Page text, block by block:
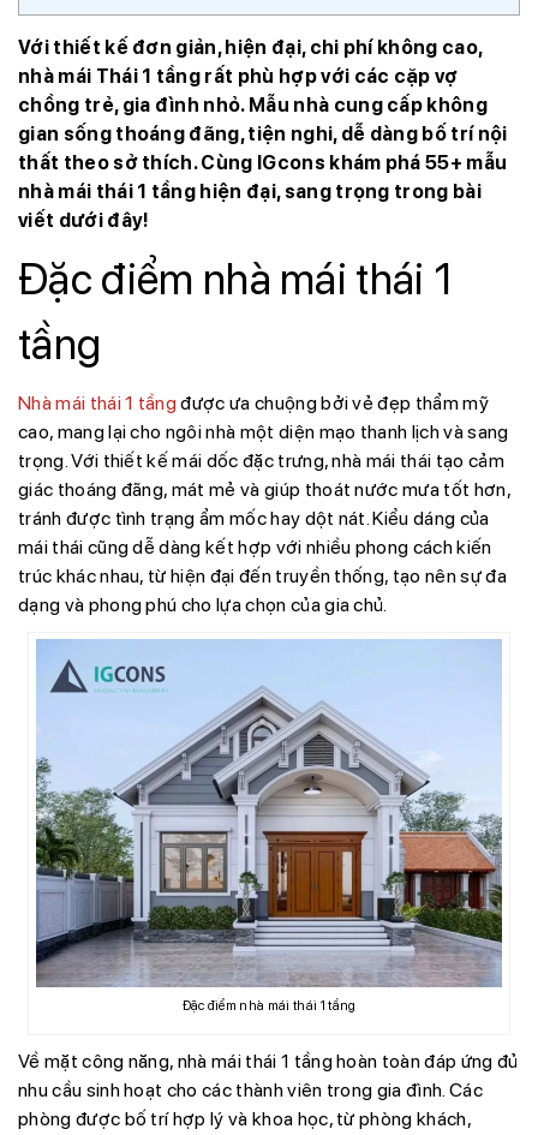
Với thiết kế đơn giản, hiện đại, chi phí không cao,
nhà mái Thái 1 tầng rất phù hợp với các cặp vợ
chồng trẻ, gia đình nhỏ. Mẫu nhà cung cấp không
gian sống thoáng đãng, tiện nghi, dễ dàng bố trí nội
thất theo sở thích. Cùng IGcons khám phá 55+ mẫu
nhà mái thái 1 tầng hiện đại, sang trọng trong bài
viết dưới đây!
Đặc điểm nhà mái thái 1
tầng
Nhà mái thái 1 tầng được ưa chuộng bởi vẻ đẹp thẩm mỹ
cao, mang lại cho ngôi nhà một diện mạo thanh lịch và sang
trọng. Với thiết kế mái dốc đặc trưng, nhà mái thái tạo cảm
giác thoáng đãng, mát mẻ và giúp thoát nước mưa tốt hơn,
tránh được tình trạng ẩm mốc hay dột nát. Kiểu dáng của
mái thái cũng dễ dàng kết hợp với nhiều phong cách kiến
trúc khác nhau, từ hiện đại đến truyền thống, tạo nên sự đa
dạng và phong phú cho lựa chọn của gia chủ.
Đặc điểm nhà mái thái 1 tầng
Về mặt công năng, nhà mái thái 1 tầng hoàn toàn đáp ứng đủ
nhu cầu sinh hoạt cho các thành viên trong gia đình. Các
phòng được bố trí hợp lý và khoa học, từ phòng khách,